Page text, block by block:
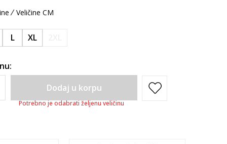
Veličine CM
L XL
Dodaj u korpu
Potrebno je odabrati željenu veličinu